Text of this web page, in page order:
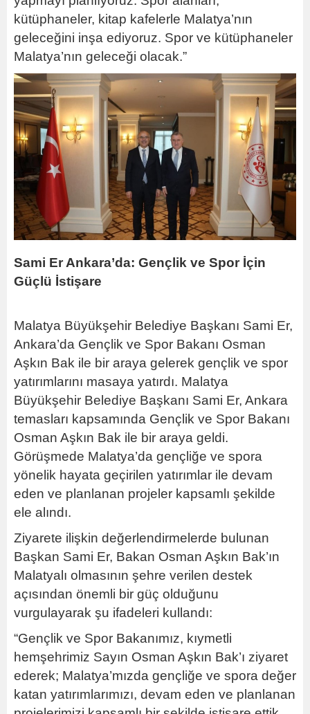
kütüphaneler, kitap kafelerle Malatya’nın
geleceğini inşa ediyoruz. Spor ve kütüphaneler
Malatya’nın geleceği olacak.”
Sami Er Ankara’da: Gençlik ve Spor İçin
Güçlü İstişare
Malatya Büyükşehir Belediye Başkanı Sami Er,
Ankara’da Gençlik ve Spor Bakanı Osman
Aşkın Bak ile bir araya gelerek gençlik ve spor
yatırımlarını masaya yatırdı. Malatya
Büyükşehir Belediye Başkanı Sami Er, Ankara
temasları kapsamında Gençlik ve Spor Bakanı
Osman Aşkın Bak ile bir araya geldi.
Görüşmede Malatya’da gençliğe ve spora
yönelik hayata geçirilen yatırımlar ile devam
eden ve planlanan projeler kapsamlı şekilde
ele alındı.
Ziyarete ilişkin değerlendirmelerde bulunan
Başkan Sami Er, Bakan Osman Aşkın Bak’ın
Malatyalı olmasının şehre verilen destek
açısından önemli bir güç olduğunu
vurgulayarak şu ifadeleri kullandı:
“Gençlik ve Spor Bakanımız, kıymetli
hemşehrimiz Sayın Osman Aşkın Bak’ı ziyaret
ederek; Malatya’mızda gençliğe ve spora değer
katan yatırımlarımızı, devam eden ve planlanan